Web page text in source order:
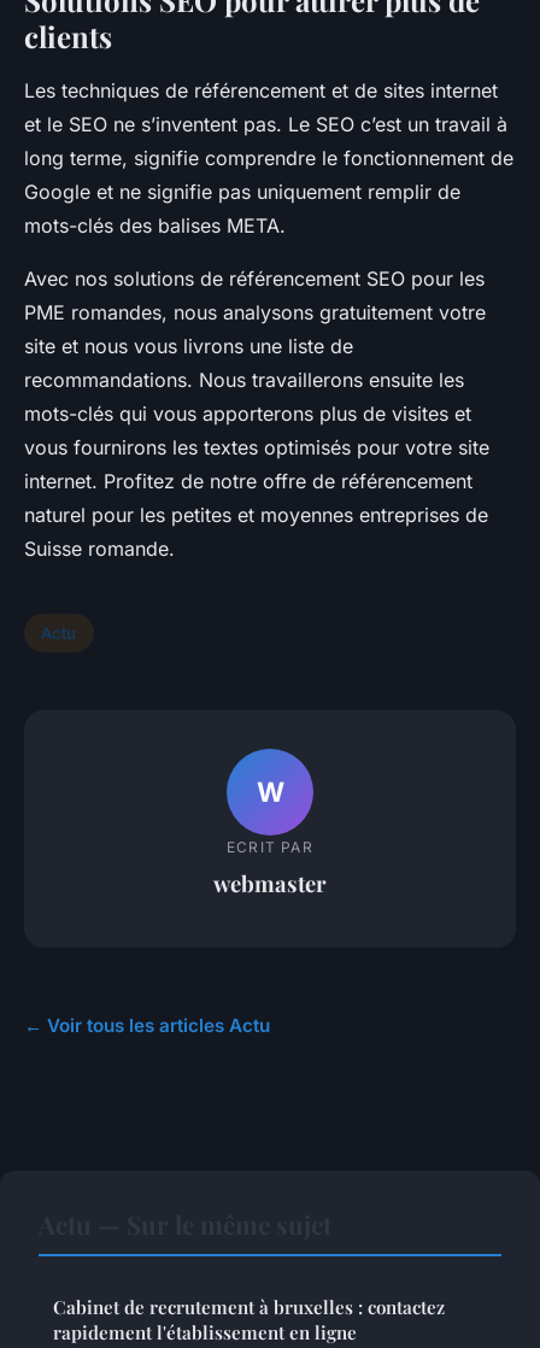
clients
Les techniques de référencement et de sites internet
et le SEO ne s’inventent pas. Le SEO c’est un travail à
long terme, signifie comprendre le fonctionnement de
Google et ne signifie pas uniquement remplir de
mots-clés des balises META.
Avec nos solutions de référencement SEO pour les
PME romandes, nous analysons gratuitement votre
site et nous vous livrons une liste de
recommandations. Nous travaillerons ensuite les
mots-clés qui vous apporterons plus de visites et
vous fournirons les textes optimisés pour votre site
internet. Profitez de notre offre de référencement
naturel pour les petites et moyennes entreprises de
Suisse romande.
Actu
W
ECRIT PAR
webmaster
← Voir tous les articles Actu
Cabinet de recrutement à bruxelles : contactez
rapidement l'établissement en ligne